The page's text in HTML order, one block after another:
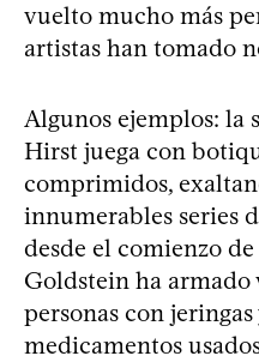
vuelto mucho más
artistas han tomado
Algunos ejemplos: la
Hirst juega con
comprimidos,
innumerables series
desde el comienzo
Goldstein ha armado
personas con jeringas
medicamentos